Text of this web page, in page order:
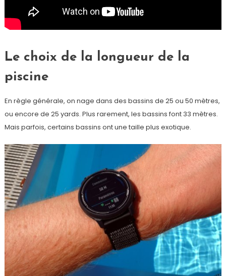
Le choix de la longueur de la
piscine
En règle générale, on nage dans des bassins de 25 ou 50 mètres,
ou encore de 25 yards. Plus rarement, les bassins font 33 mètres.
Mais parfois, certains bassins ont une taille plus exotique.